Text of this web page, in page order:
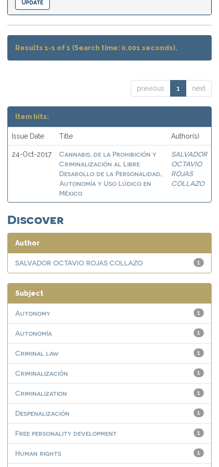
Results 1-1 of 1 (Search time: 0.001 seconds).
previous 1 next
Item hits:
Issue Date Title Author(s)
24-Oct-2017
Cannabis, de la Prohibición y
Criminalización al Libre
Desarollo de la Personalidad,
Autonomía y Uso Lúdico en
México
SALVADOR
OCTAVIO
ROJAS
COLLAZO
Discover
Author
1
SALVADOR OCTAVIO ROJAS COLLAZO
Subject
1
Autonomy
1
Autonomía
1
Criminal law
1
Criminalización
1
Criminalization
1
Despenalización
1
Free personality development
1
Human rights